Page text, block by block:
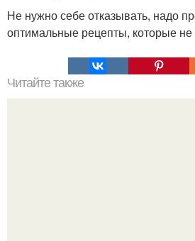
Не нужно себе отказывать, надо
оптимальные рецепты, которые
Читайте также